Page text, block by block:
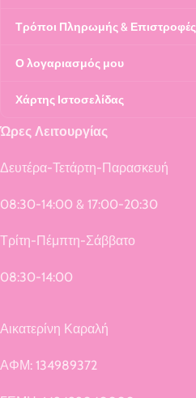
Τρόποι Πληρωμής & Επιστροφές
Ο λογαριασμός μου
Χάρτης Ιστοσελίδας
Ώρες Λειτουργίας
Δευτέρα-Τετάρτη-Παρασκευή
08:30-14:00 & 17:00-20:30
Τρίτη-Πέμπτη-Σάββατο
08:30-14:00
Αικατερίνη Καραλή
ΑΦΜ: 134989372